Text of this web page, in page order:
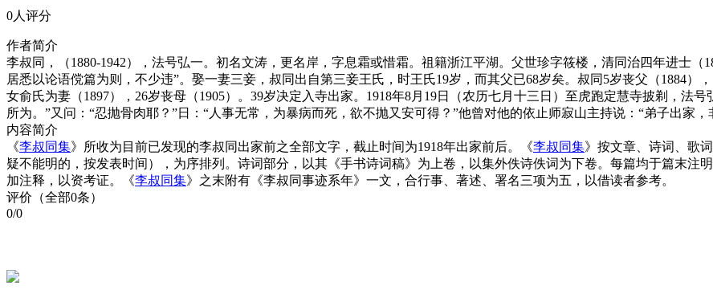
0人评分
作者简介
李叔同，（1880-1942），法号弘一。初名文涛，更名岸，字息霜或惜霜。祖籍浙江平湖。父世珍字筱楼，清同治四年进士
居悉以论语傥篇为则，不少违”。娶一妻三妾，叔同出自第三妾王氏，时王氏19岁，而其父已68岁矣。叔同5岁丧父（1884）
女俞氏为妻（1897），26岁丧母（1905）。39岁决定入寺出家。1918年8月19日（农历七月十三日）至虎跑定慧寺披剃，法
所为。”又问：“忍抛骨肉耶？”日：“人事无常，为暴病而死，欲不抛又安可得？”他曾对他的依止师寂山主持说：“弟子出家
内容简介
《李叔同集》所收为目前已发现的李叔同出家前之全部文字，截止时间为1918年出家前后。《李叔同集》按文章、诗词、歌
疑不能明的，按发表时间），为序排列。诗词部分，以其《手书诗词稿》为上卷，以集外佚诗佚词为下卷。每篇均于篇末注
加注释，以资考证。《李叔同集》之末附有《李叔同事迹系年》一文，合行事、著述、署名三项为五，以借读者参考。
评价（全部0条）
0/0